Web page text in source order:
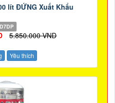
lít ĐỨNG Xuất Khẩu
5.850.000 VND
Yêu thích